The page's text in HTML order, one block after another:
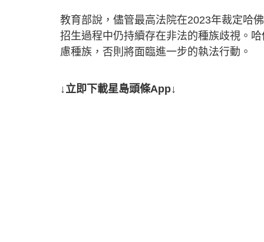
教育部說，儘管最高法院在2023年裁定哈
招生過程中仍持續存在非法的種族歧視。
慮種族，否則將面臨進一步的執法行動。
↓立即下載星島頭條App↓